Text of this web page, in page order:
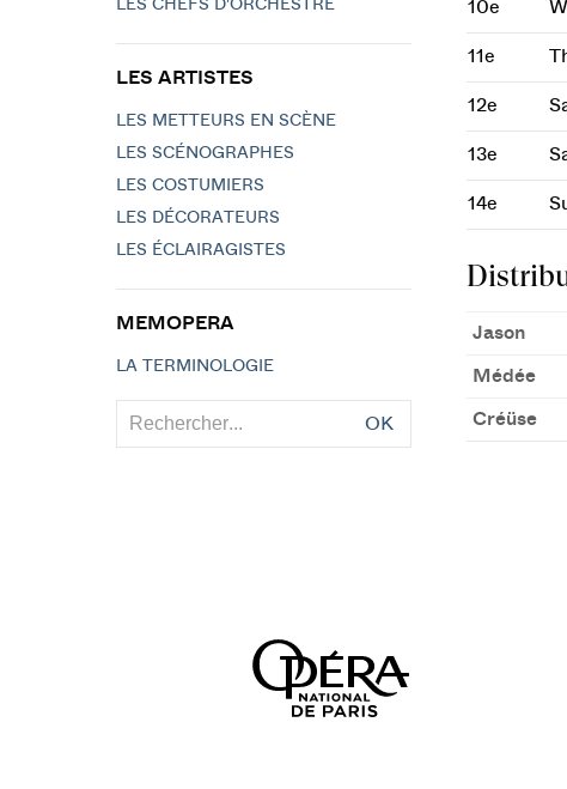
10e
11e
12e
13e
14e
Jason
Médée
Créüse
LES CHEFS D'ORCHESTRE
LES ARTISTES
LES METTEURS EN SCÈNE
LES SCÉNOGRAPHES
LES COSTUMIERS
LES DÉCORATEURS
LES ÉCLAIRAGISTES
MEMOPERA
LA TERMINOLOGIE
OK